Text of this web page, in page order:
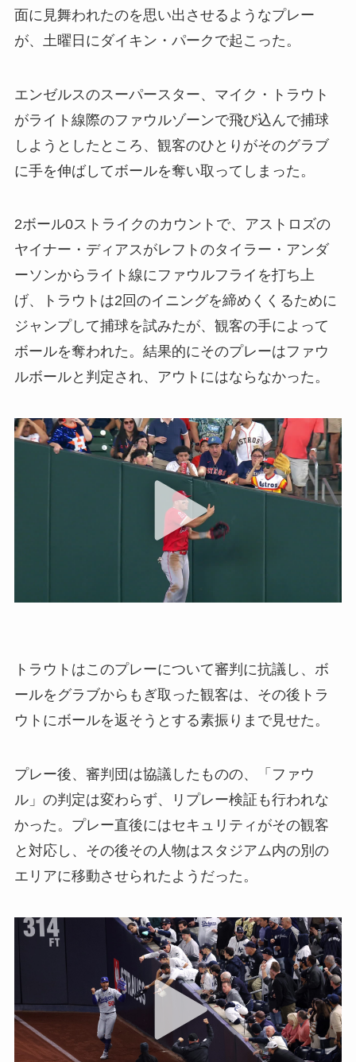
面に見舞われたのを思い出させるようなプレー
が、土曜日にダイキン・パークで起こった。
エンゼルスのスーパースター、マイク・トラウト
がライト線際のファウルゾーンで飛び込んで捕球
しようとしたところ、観客のひとりがそのグラブ
に手を伸ばしてボールを奪い取ってしまった。
2ボール0ストライクのカウントで、アストロズの
ヤイナー・ディアスがレフトのタイラー・アンダ
ーソンからライト線にファウルフライを打ち上
げ、トラウトは2回のイニングを締めくくるために
ジャンプして捕球を試みたが、観客の手によって
ボールを奪われた。結果的にそのプレーはファウ
ルボールと判定され、アウトにはならなかった。
トラウトはこのプレーについて審判に抗議し、ボ
ールをグラブからもぎ取った観客は、その後トラ
ウトにボールを返そうとする素振りまで見せた。
プレー後、審判団は協議したものの、「ファウ
ル」の判定は変わらず、リプレー検証も行われな
かった。プレー直後にはセキュリティがその観客
と対応し、その後その人物はスタジアム内の別の
エリアに移動させられたようだった。